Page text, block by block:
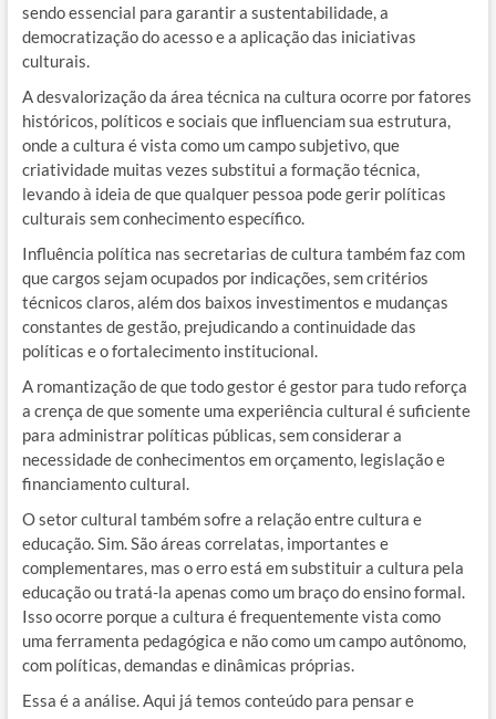
sendo essencial para garantir a sustentabilidade, a
democratização do acesso e a aplicação das iniciativas
culturais.
A desvalorização da área técnica na cultura ocorre por fatores
históricos, políticos e sociais que influenciam sua estrutura,
onde a cultura é vista como um campo subjetivo, que
criatividade muitas vezes substitui a formação técnica,
levando à ideia de que qualquer pessoa pode gerir políticas
culturais sem conhecimento específico.
Influência política nas secretarias de cultura também faz com
que cargos sejam ocupados por indicações, sem critérios
técnicos claros, além dos baixos investimentos e mudanças
constantes de gestão, prejudicando a continuidade das
políticas e o fortalecimento institucional.
A romantização de que todo gestor é gestor para tudo reforça
a crença de que somente uma experiência cultural é suficiente
para administrar políticas públicas, sem considerar a
necessidade de conhecimentos em orçamento, legislação e
financiamento cultural.
O setor cultural também sofre a relação entre cultura e
educação. Sim. São áreas correlatas, importantes e
complementares, mas o erro está em substituir a cultura pela
educação ou tratá-la apenas como um braço do ensino formal.
Isso ocorre porque a cultura é frequentemente vista como
uma ferramenta pedagógica e não como um campo autônomo,
com políticas, demandas e dinâmicas próprias.
Essa é a análise. Aqui já temos conteúdo para pensar e